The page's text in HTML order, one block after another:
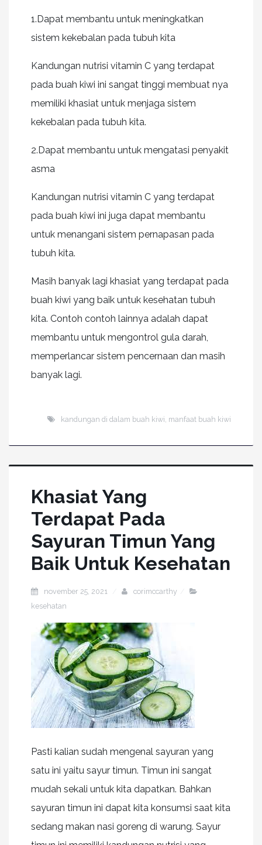
1.Dapat membantu untuk meningkatkan
sistem kekebalan pada tubuh kita
Kandungan nutrisi vitamin C yang terdapat
pada buah kiwi ini sangat tinggi membuat nya
memiliki khasiat untuk menjaga sistem
kekebalan pada tubuh kita.
2.Dapat membantu untuk mengatasi penyakit
asma
Kandungan nutrisi vitamin C yang terdapat
pada buah kiwi ini juga dapat membantu
untuk menangani sistem pernapasan pada
tubuh kita.
Masih banyak lagi khasiat yang terdapat pada
buah kiwi yang baik untuk kesehatan tubuh
kita. Contoh contoh lainnya adalah dapat
membantu untuk mengontrol gula darah,
memperlancar sistem pencernaan dan masih
banyak lagi.
kandungan di dalam buah kiwi manfaat buah kiwi
Khasiat Yang
Terdapat Pada
Sayuran Timun Yang
Baik Untuk Kesehatan
november 25, 2021
corimccarthy
kesehatan
Pasti kalian sudah mengenal sayuran yang
satu ini yaitu sayur timun. Timun ini sangat
mudah sekali untuk kita dapatkan. Bahkan
sayuran timun ini dapat kita konsumsi saat kita
sedang makan nasi goreng di warung. Sayur